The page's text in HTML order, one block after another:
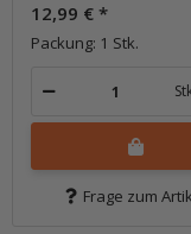
12,99 € *
Packung: 1 Stk.
Frage zum